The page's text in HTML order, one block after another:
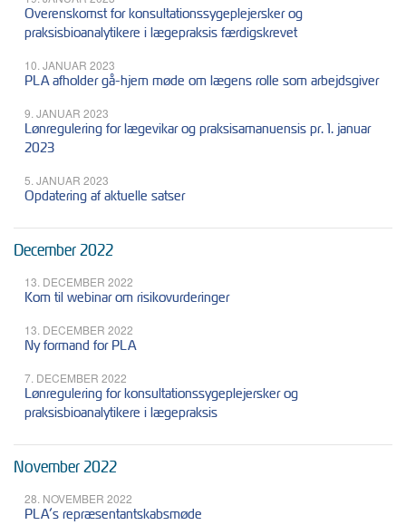
Overenskomst for konsultationssygeplejersker og
praksisbioanalytikere i lægepraksis færdigskrevet
10. JANUAR 2023
PLA afholder gå-hjem møde om lægens rolle som arbejdsgiver
9. JANUAR 2023
Lønregulering for lægevikar og praksisamanuensis pr. 1. januar
2023
5. JANUAR 2023
Opdatering af aktuelle satser
December 2022
13. DECEMBER 2022
Kom til webinar om risikovurderinger
13. DECEMBER 2022
Ny formand for PLA
7. DECEMBER 2022
Lønregulering for konsultationssygeplejersker og
praksisbioanalytikere i lægepraksis
November 2022
28. NOVEMBER 2022
PLA’s repræsentantskabsmøde